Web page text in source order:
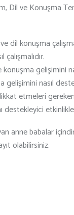
Dil ve Konuşma
dil konuşma
gelişimini
gelişimini nasıl
etmeleri
destekleyici
anne babalar
olabilirsiniz.